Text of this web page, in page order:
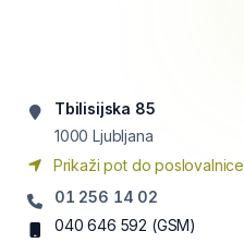
Tbilisijska 85
1000 Ljubljana
Prikaži pot do poslovalnice
01 256 14 02
040 646 592 (GSM)